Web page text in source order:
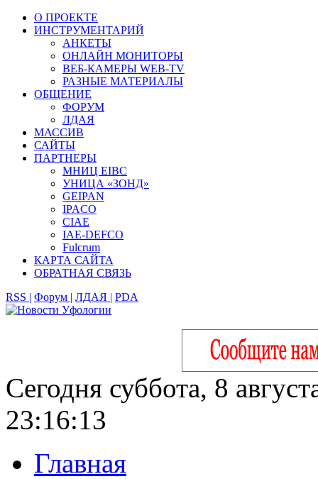
О ПРОЕКТЕ
ИНСТРУМЕНТАРИЙ
АНКЕТЫ
ОНЛАЙН МОНИТОРЫ
ВЕБ-КАМЕРЫ WEB-TV
РАЗНЫЕ МАТЕРИАЛЫ
ОБЩЕНИЕ
ФОРУМ
ЛДАЯ
МАССИВ
САЙТЫ
ПАРТНЕРЫ
МНИЦ EIBC
УНИЦА «ЗОНД»
GEIPAN
IPACO
CIAE
IAE-DEFCO
Fulcrum
КАРТА САЙТА
ОБРАТНАЯ СВЯЗЬ
RSS | Форум | ЛДАЯ | PDA
Сегодня суббота, 8
23:16:14
Главная